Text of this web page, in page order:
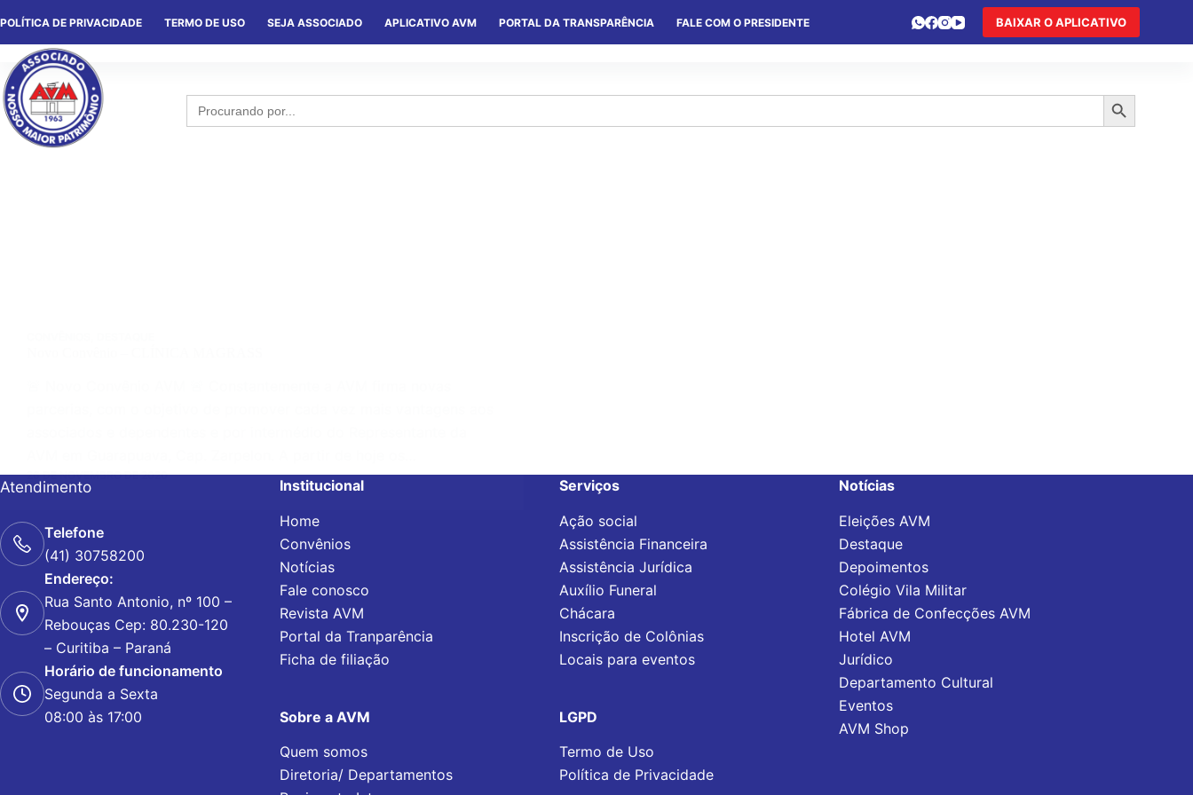
POLÍTICA DE PRIVACIDADE TERMO DE USO SEJA ASSOCIADO APLICATIVO AVM PORTAL DA TRANSPARÊNCIA FALE COM O PRESIDENTE BAIXAR O APLICATIVO
Search
for: Search Button
26 DE NOVEMBRO DE 2020
Atendimento
Telefone
(41) 30758200
Endereço:
Rua Santo Antonio, nº 100 –
Rebouças Cep: 80.230-120
– Curitiba – Paraná
Horário de funcionamento
Segunda a Sexta
08:00 às 17:00
Institucional
Home
Convênios
Notícias
Fale conosco
Revista AVM
Portal da Tranparência
Ficha de filiação
Sobre a AVM
Quem somos
Diretoria/ Departamentos
Serviços
Ação social
Assistência Financeira
Assistência Jurídica
Auxílio Funeral
Chácara
Inscrição de Colônias
Locais para eventos
LGPD
Termo de Uso
Política de Privacidade
Notícias
Eleições AVM
Destaque
Depoimentos
Colégio Vila Militar
Fábrica de Confecções AVM
Hotel AVM
Jurídico
Departamento Cultural
Eventos
AVM Shop